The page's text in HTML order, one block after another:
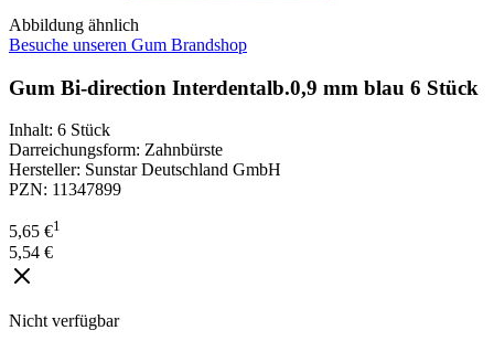
Abbildung ähnlich
Besuche unseren Gum Brandshop
Gum Bi-direction Interdentalb.0,9 mm blau 6 Stück
Inhalt: 6 Stück
Darreichungsform: Zahnbürste
Hersteller: Sunstar Deutschland GmbH
PZN: 11347899
5,65 €1
5,54 €
Nicht verfügbar